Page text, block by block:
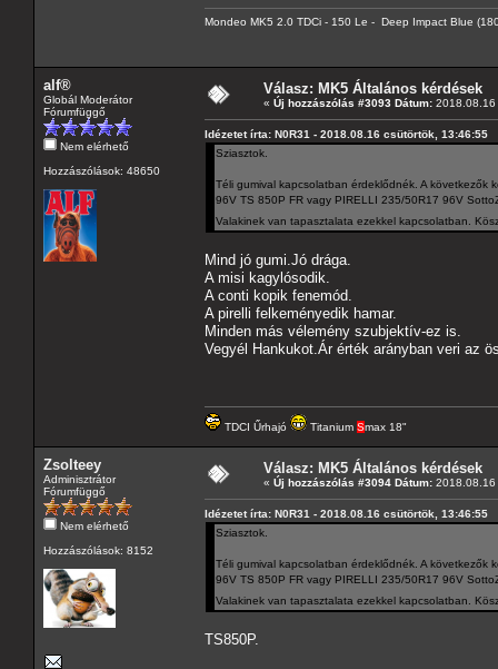
Mondeo MK5 2.0 TDCi - 150 Le - Deep Impact Blue
alf®
Globál Moderátor
Fórumfüggő
Nem elérhető
Hozzászólások: 48650
Válasz: MK5 Általános kérdések
« Új hozzászólás #3093 Dátum: 2018.08.16
Idézetet írta: N0R31 - 2018.08.16 csütörtök, 13:46:55
Sziasztok.
Téli gumival kapcsolatban érdeklődnék. A következők
96V TS 850P FR vagy PIRELLI 235/50R17 96V
Valakinek van tapasztalata ezekkel kapcsolatban.
Mind jó gumi.Jó drága.
A misi kagylósodik.
A conti kopik fenemód.
A pirelli felkeményedik hamar.
Minden más vélemény szubjektív-ez is.
Vegyél Hankukot.Ár érték arányban veri az
TDCI Űrhajó Titanium Smax 18"
Zsolteey
Adminisztrátor
Fórumfüggő
Nem elérhető
Hozzászólások: 8152
Válasz: MK5 Általános kérdések
« Új hozzászólás #3094 Dátum: 2018.08.16
Idézetet írta: N0R31 - 2018.08.16 csütörtök, 13:46:55
Sziasztok.
Téli gumival kapcsolatban érdeklődnék. A következők
96V TS 850P FR vagy PIRELLI 235/50R17 96V
Valakinek van tapasztalata ezekkel kapcsolatban.
TS850P.